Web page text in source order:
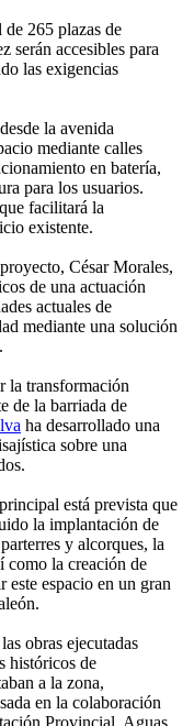
265 plazas de
serán accesibles para
las exigencias
la avenida
mediante calles
en batería,
para los usuarios.
facilitará la
existente.
César Morales,
de una actuación
actuales de
mediante una solución
la transformación
de la barriada de
ha desarrollado una
sobre una
está prevista que
la implantación de
y alcorques, la
como la creación de
este espacio en un gran
obras ejecutadas
históricos de
a la zona,
en la colaboración
Provincial, Aguas